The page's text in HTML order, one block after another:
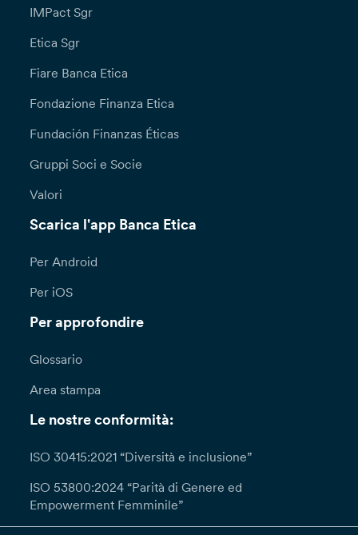
IMPact Sgr
Etica Sgr
Fiare Banca Etica
Fondazione Finanza Etica
Fundación Finanzas Éticas
Gruppi Soci e Socie
Valori
Scarica l'app Banca Etica
Per Android
Per iOS
Per approfondire
Glossario
Area stampa
Le nostre conformità:
ISO 30415:2021 “Diversità e inclusione”
ISO 53800:2024 “Parità di Genere ed
Empowerment Femminile”